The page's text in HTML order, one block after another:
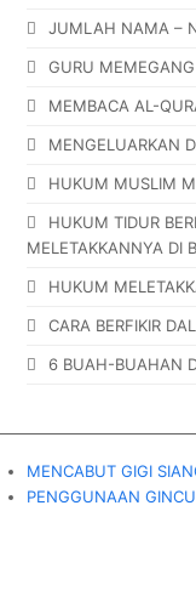
JUMLAH NAMA –
GURU
MEMBACA AL-
MENGELUARKAN
HUKUM MUSLIM
HUKUM TIDUR
MELETAKKANNYA DI
HUKUM
CARA BERFIKIR
6 BUAH-BUAHAN
MENCABUT GIGI
PENGGUNAAN